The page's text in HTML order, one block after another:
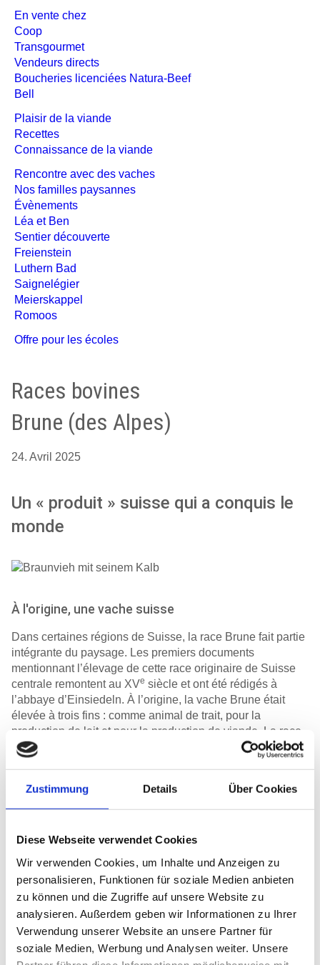
Zustimmung Details Über Cookies
Diese Webseite verwendet Cookies
Wir verwenden Cookies, um Inhalte und Anzeigen zu
personalisieren, Funktionen für soziale Medien anbieten
zu können und die Zugriffe auf unsere Website zu
analysieren. Außerdem geben wir Informationen zu Ihrer
Verwendung unserer Website an unsere Partner für
soziale Medien, Werbung und Analysen weiter. Unsere
En vente chez
Coop
Transgourmet
Vendeurs directs
Boucheries licenciées Natura-Beef
Bell
Plaisir de la viande
Recettes
Connaissance de la viande
Rencontre avec des vaches
Nos familles paysannes
Évènements
Léa et Ben
Sentier découverte
Freienstein
Luthern Bad
Saignelégier
Meierskappel
Romoos
Offre pour les écoles
Races bovines
Brune (des Alpes)
24. Avril 2025
Un « produit » suisse qui a conquis le
monde
À l'origine, une vache suisse
Dans certaines régions de Suisse, la race Brune fait partie
intégrante du paysage. Les premiers documents
mentionnant l’élevage de cette race originaire de Suisse
centrale remontent au XVe siècle et ont été rédigés à
l’abbaye d’Einsiedeln. À l’origine, la vache Brune était
élevée à trois fins : comme animal de trait, pour la
production de lait et pour la production de viande. La race
Brune, ou Brune suisse, est ainsi un terme générique qui
recouvre les lignées d’élevage Brown Swiss (BS), Brune
BS sont clairement les cousines laitières des OB et des
ROB, qui sont des races à deux fins, utilisées à la fois pour
La polyvalente
À partir du XVIIIesiècle, la race Brune s’est peu à peu
répandue dans toute la Suisse et le herd-book a été créé